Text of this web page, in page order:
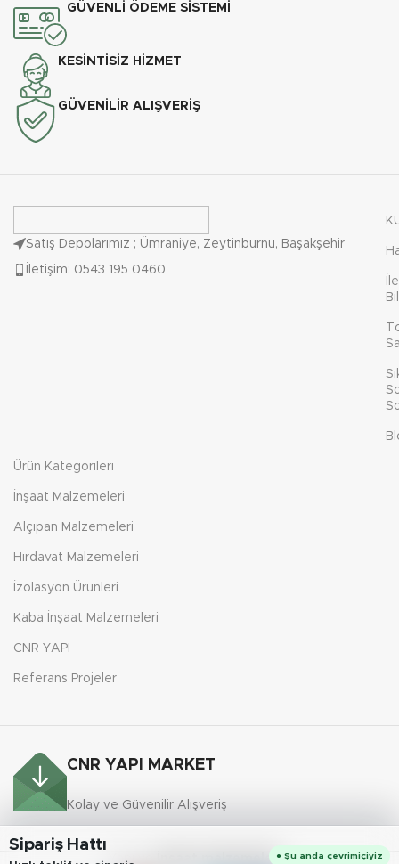
GÜVENLİ ÖDEME SİSTEMİ
KESİNTİSİZ HİZMET
GÜVENİLİR ALIŞVERİŞ
Satış Depolarımız ; Ümraniye, Zeytinburnu, Başakşehir
İletişim: 0543 195 0460
Ürün Kategorileri
İnşaat Malzemeleri
Alçıpan Malzemeleri
Hırdavat Malzemeleri
İzolasyon Ürünleri
Kaba İnşaat Malzemeleri
CNR YAPI
Referans Projeler
CNR YAPI MARKET
Kolay ve Güvenilir Alışveriş
Yapı ve İnşaat malzemeleri .
Sipariş Hattı
● Şu anda çevrimiçiyiz